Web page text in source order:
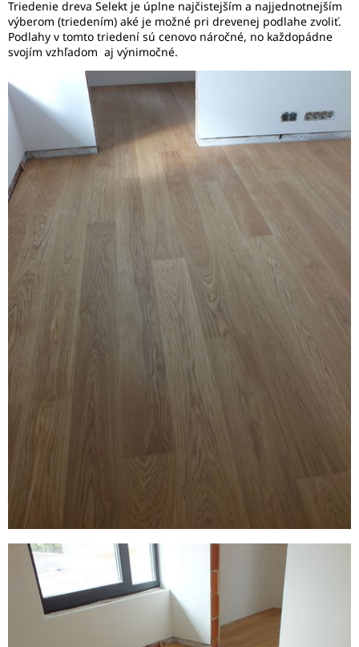
Triedenie dreva Selekt je úplne najčistejším a najjednotnejším
výberom (triedením) aké je možné pri drevenej podlahe zvoliť.
Podlahy v tomto triedení sú cenovo náročné, no každopádne
svojím vzhľadom aj výnimočné.